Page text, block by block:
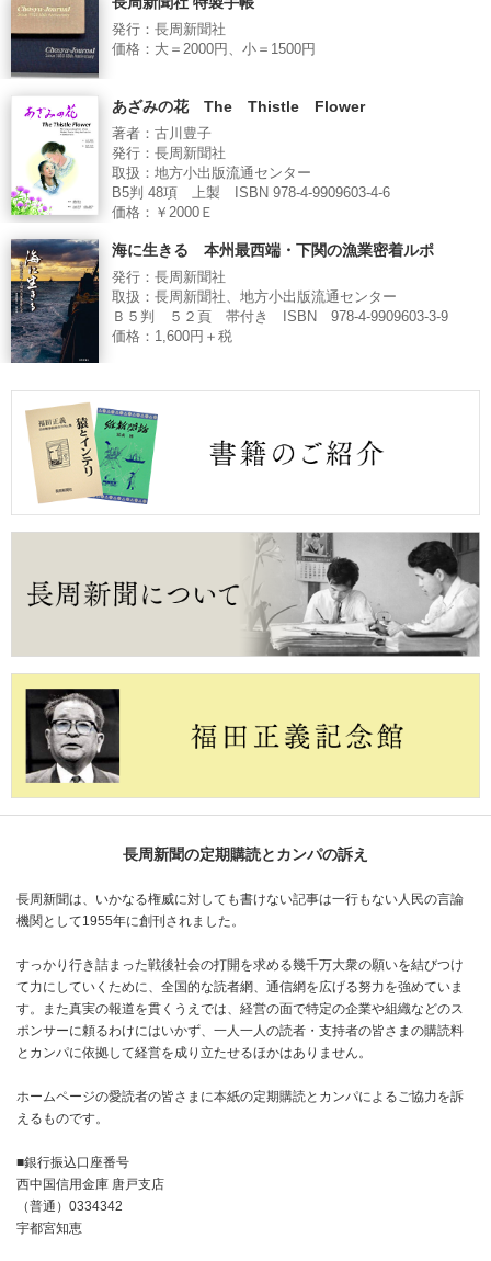
発行：長周新聞社
価格：大＝2000円、小＝1500円
あざみの花 The Thistle Flower
著者：古川豊子
発行：長周新聞社
取扱：地方小出版流通センター
B5判 48項 上製 ISBN 978-4-9909603-4-6
価格：￥2000Ｅ
海に生きる 本州最西端・下関の漁業密着ルポ
発行：長周新聞社
取扱：長周新聞社、地方小出版流通センター
Ｂ５判 ５２頁 帯付き ISBN 978-4-9909603-3-9
価格：1,600円＋税
長周新聞の定期購読とカンパの訴え
長周新聞は、いかなる権威に対しても書けない記事は一行もない人民の言論
機関として1955年に創刊されました。
すっかり行き詰まった戦後社会の打開を求める幾千万大衆の願いを結びつけ
て力にしていくために、全国的な読者網、通信網を広げる努力を強めていま
す。また真実の報道を貫くうえでは、経営の面で特定の企業や組織などのス
ポンサーに頼るわけにはいかず、一人一人の読者・支持者の皆さまの購読料
とカンパに依拠して経営を成り立たせるほかはありません。
ホームページの愛読者の皆さまに本紙の定期購読とカンパによるご協力を訴
えるものです。
■銀行振込口座番号
西中国信用金庫 唐戸支店
（普通）0334342
宇都宮知恵